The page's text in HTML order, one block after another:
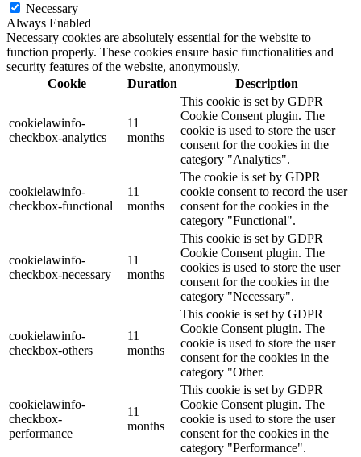
Necessary
Always Enabled
Necessary cookies are absolutely essential for the website to
function properly. These cookies ensure basic functionalities and
security features of the website, anonymously.
Cookie
Duration Description
cookielawinfo-
checkbox-analytics
11
months
This cookie is set by GDPR
Cookie Consent plugin. The
cookie is used to store the user
consent for the cookies in the
category "Analytics".
cookielawinfo-
checkbox-functional
11
months
The cookie is set by GDPR
cookie consent to record the user
consent for the cookies in the
category "Functional".
cookielawinfo-
checkbox-necessary
11
months
This cookie is set by GDPR
Cookie Consent plugin. The
cookies is used to store the user
consent for the cookies in the
category "Necessary".
cookielawinfo-
checkbox-others
11
months
This cookie is set by GDPR
Cookie Consent plugin. The
cookie is used to store the user
consent for the cookies in the
category "Other.
cookielawinfo-
checkbox-
performance
11
months
This cookie is set by GDPR
Cookie Consent plugin. The
cookie is used to store the user
consent for the cookies in the
category "Performance".